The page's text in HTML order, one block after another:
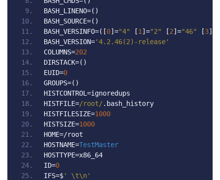
BASH_LINENO=()
BASH_SOURCE=()
BASH_VERSINFO=([0]="4" [1 ]="2" [2]="46" [3]=
BASH_VERSION='4.2.46(2)-release'
COLUMNS=202
DIRSTACK=()
EUID=0
GROUPS=()
HISTCONTROL =ignoredups
HISTFILE=/root/ . bash_history
HISTFILESIZE=1000
HISTSIZE=1000
HOME=/root
HOSTNAME=TestMaster
HOSTTYPE=x86_64
ID=0
IFS=$' \t\n'